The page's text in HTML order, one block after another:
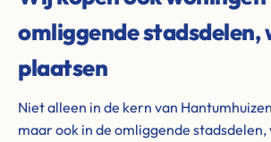
omliggende stadsdelen,
plaatsen
Niet alleen in de kern van
maar ook in de omliggende stadsdelen,